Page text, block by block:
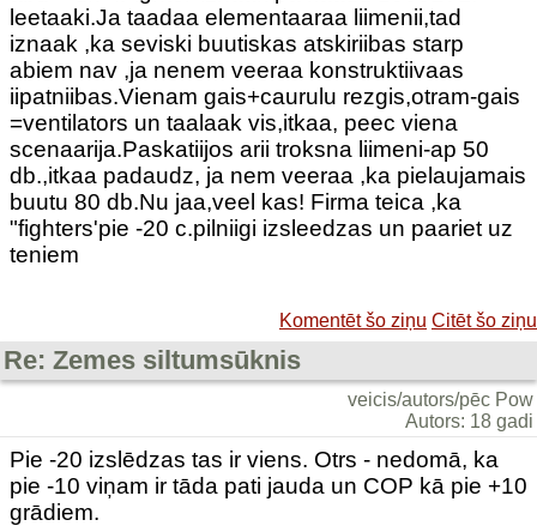
leetaaki.Ja taadaa elementaaraa liimenii,tad
iznaak ,ka seviski buutiskas atskiriibas starp
abiem nav ,ja nenem veeraa konstruktiivaas
iipatniibas.Vienam gais+caurulu rezgis,otram-gais
=ventilators un taalaak vis,itkaa, peec viena
scenaarija.Paskatiijos arii troksna liimeni-ap 50
db.,itkaa padaudz, ja nem veeraa ,ka pielaujamais
buutu 80 db.Nu jaa,veel kas! Firma teica ,ka
"fighters'pie -20 c.pilniigi izsleedzas un paariet uz
teniem
Komentēt šo ziņu Citēt šo ziņu
Re: Zemes siltumsūknis
veicis/autors/pēc Pow
Autors: 18 gadi
Pie -20 izslēdzas tas ir viens. Otrs - nedomā, ka
pie -10 viņam ir tāda pati jauda un COP kā pie +10
grādiem.